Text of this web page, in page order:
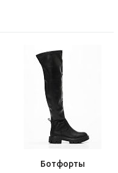
Ботфорты